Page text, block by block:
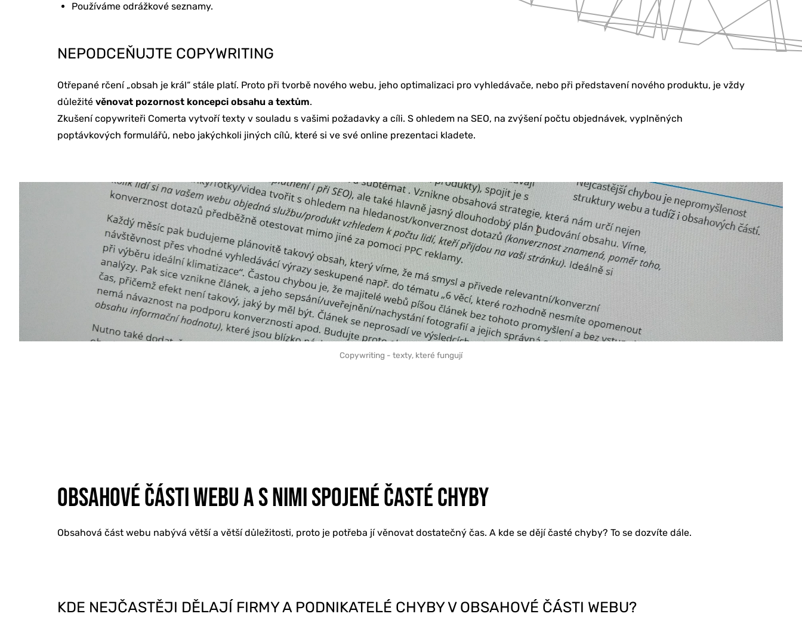
ONLINE MARKETING
TVORBA WEBU
REFERENCE
O NÁS
KONTAKTY
Používáme odrážkové seznamy.
NEPODCEŇUJTE COPYWRITING
Otřepané rčení „obsah je král“ stále platí. Proto při tvorbě nového webu, jeho optimalizaci pro vyhledávače, nebo při představení nového produktu, je vždy
důležité věnovat pozornost koncepci obsahu a textům.
Zkušení copywriteři Comerta vytvoří texty v souladu s vašimi požadavky a cíli. S ohledem na SEO, na zvýšení počtu objednávek, vyplněných
poptávkových formulářů, nebo jakýchkoli jiných cílů, které si ve své online prezentaci kladete.
Copywriting - texty, které fungují
OBSAHOVÉ ČÁSTI WEBU A S NIMI SPOJENÉ ČASTÉ CHYBY
Obsahová část webu nabývá větší a větší důležitosti, proto je potřeba jí věnovat dostatečný čas. A kde se dějí časté chyby? To se dozvíte dále.
KDE NEJČASTĚJI DĚLAJÍ FIRMY A PODNIKATELÉ CHYBY V OBSAHOVÉ ČÁSTI WEBU?